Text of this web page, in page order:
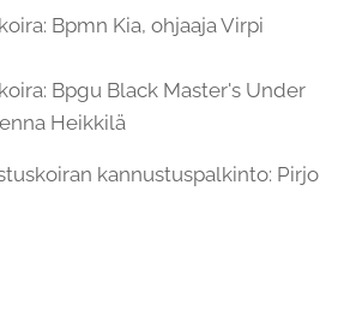
Bpmn Kia, ohjaaja Virpi
Bpgu Black Master's Under
Heikkilä
kannustuspalkinto: Pirjo